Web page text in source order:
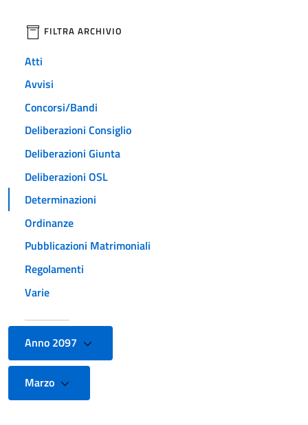
filtri da applicare
FILTRA ARCHIVIO
Atti
Avvisi
Concorsi/Bandi
Deliberazioni Consiglio
Deliberazioni Giunta
Deliberazioni OSL
Determinazioni
Ordinanze
Pubblicazioni Matrimoniali
Regolamenti
Varie
Anno 2097
Marzo